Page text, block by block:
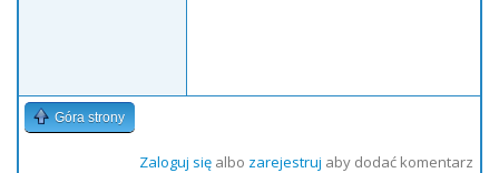
Góra strony
Zaloguj sięalbo zarejestruj aby dodać komentarz